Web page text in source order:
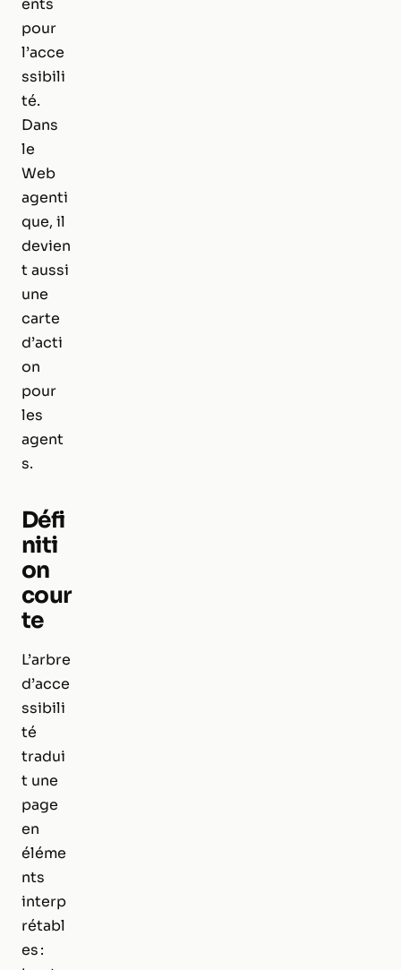
ents
pour
l’acce
ssibili
té.
Dans
le
Web
agenti
que, il
devien
t aussi
une
carte
d’acti
on
pour
les
agent
s.
Défi
niti
on
cour
te
L’arbre
d’acce
ssibili
té
tradui
t une
page
en
éléme
nts
interp
rétabl
es :